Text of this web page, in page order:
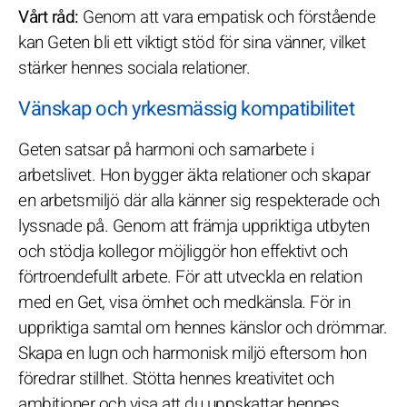
Vårt råd: Genom att vara empatisk och förstående
kan Geten bli ett viktigt stöd för sina vänner, vilket
stärker hennes sociala relationer.
Vänskap och yrkesmässig kompatibilitet
Geten satsar på harmoni och samarbete i
arbetslivet. Hon bygger äkta relationer och skapar
en arbetsmiljö där alla känner sig respekterade och
lyssnade på. Genom att främja uppriktiga utbyten
och stödja kollegor möjliggör hon effektivt och
förtroendefullt arbete. För att utveckla en relation
med en Get, visa ömhet och medkänsla. För in
uppriktiga samtal om hennes känslor och drömmar.
Skapa en lugn och harmonisk miljö eftersom hon
föredrar stillhet. Stötta hennes kreativitet och